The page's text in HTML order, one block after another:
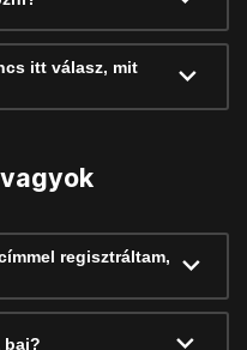
itt válasz, mit
regisztráltam,
baj?